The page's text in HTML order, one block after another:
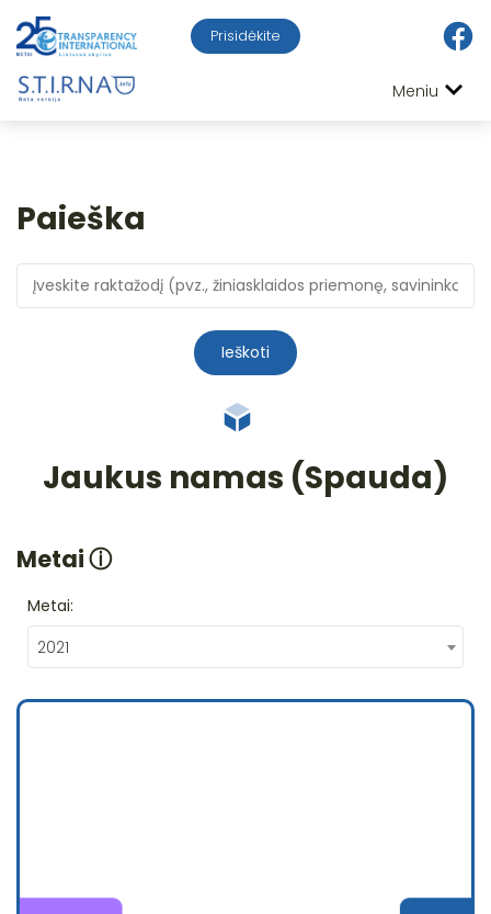
Prisidėkite
Meniu
Paieška
Ieškoti
Jaukus namas (Spauda)
Metaiⓘ
Metai:
2021